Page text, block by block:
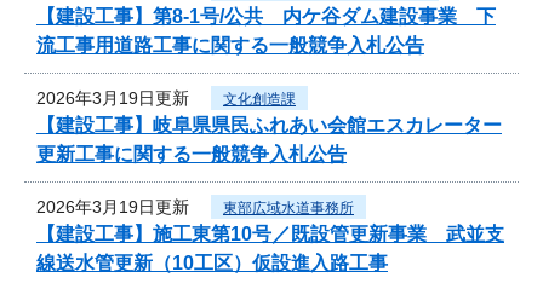
【建設工事】第8-1号/公共 内ケ谷ダム建設事業 下
流工事用道路工事に関する一般競争入札公告
2026年3月19日更新 文化創造課
【建設工事】岐阜県県民ふれあい会館エスカレーター
更新工事に関する一般競争入札公告
2026年3月19日更新 東部広域水道事務所
【建設工事】施工東第10号／既設管更新事業 武並支
線送水管更新（10工区）仮設進入路工事